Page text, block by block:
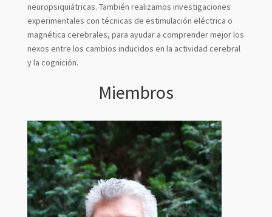
neuropsiquiátricas. También realizamos investigaciones
experimentales con técnicas de estimulación eléctrica o
magnética cerebrales, para ayudar a comprender mejor los
nexos entre los cambios inducidos en la actividad cerebral
y la cognición.
Miembros